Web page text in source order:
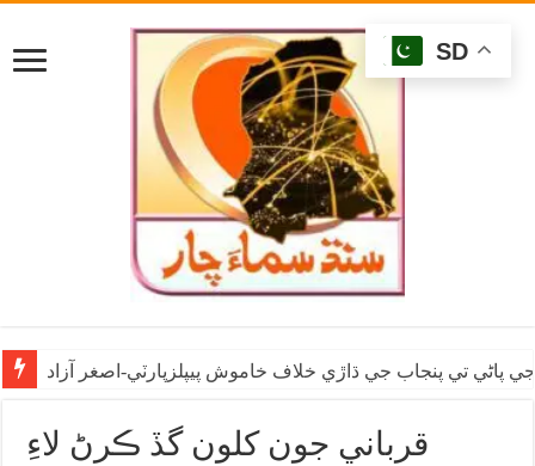
پاڻي تي پنجاب جي ڌاڙي خلاف خاموش پيپلزپارٽي-اصغر آزاد
قرباني جون کلون گڏ ڪرڻ لاءِ
SD